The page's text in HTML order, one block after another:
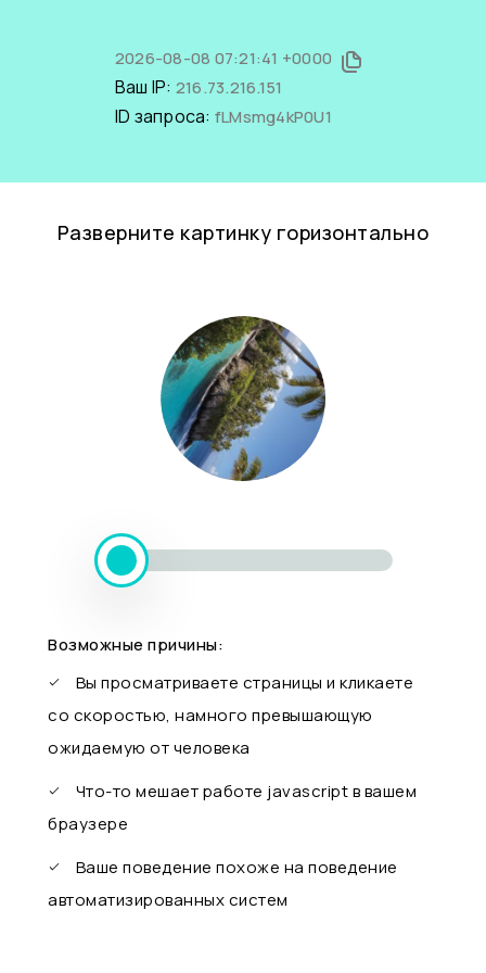
2026-08-08 07:21:41 +0000
Ваш IP: 216.73.216.151
ID запроса: fLMsmg4kP0U1
Разверните картинку горизонтально
Возможные причины:
Вы просматриваете страницы и кликаете
со скоростью, намного превышающую
ожидаемую от человека
Что-то мешает работе javascript в вашем
браузере
Ваше поведение похоже на поведение
автоматизированных систем